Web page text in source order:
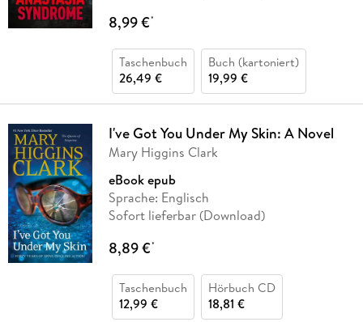
8,99 €*
Taschenbuch
26,49 €
Buch (kartoniert)
19,99 €
I've Got You Under My Skin: A Novel
Mary Higgins Clark
eBook epub
Sprache: Englisch
Sofort lieferbar (Download)
8,89 €*
Taschenbuch
12,99 €
Hörbuch CD
18,81 €